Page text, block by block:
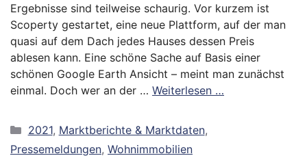
Ergebnisse sind teilweise schaurig. Vor kurzem ist
Scoperty gestartet, eine neue Plattform, auf der man
quasi auf dem Dach jedes Hauses dessen Preis
ablesen kann. Eine schöne Sache auf Basis einer
schönen Google Earth Ansicht – meint man zunächst
einmal. Doch wer an der … Weiterlesen …
Kategorien
2021, Marktberichte & Marktdaten,
Pressemeldungen, Wohnimmobilien